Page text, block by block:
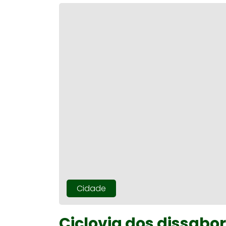
Cidade